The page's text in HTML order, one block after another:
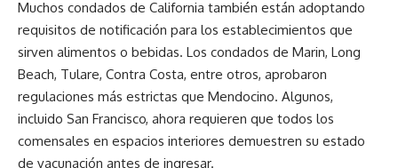
Muchos condados de California también están adoptando
requisitos de notificación para los establecimientos que
sirven alimentos o bebidas. Los condados de Marin, Long
Beach, Tulare, Contra Costa, entre otros, aprobaron
regulaciones más estrictas que Mendocino. Algunos,
incluido San Francisco, ahora requieren que todos los
comensales en espacios interiores demuestren su estado
de vacunación antes de ingresar.